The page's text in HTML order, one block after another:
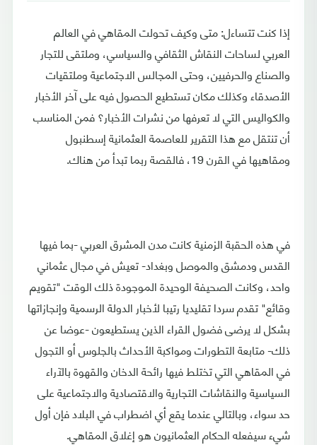
إذا كنت تتساءل: متى وكيف تحولت المقاهي في العالم
العربي لساحات النقاش الثقافي والسياسي، وملتقى للتجار
والصناع والحرفيين، وحتى المجالس الاجتماعية وملتقيات
الأصدقاء وكذلك مكان تستطيع الحصول فيه على آخر الأخبار
والكواليس التي لا تعرفها من نشرات الأخبار؟ فمن المناسب
أن تنتقل مع هذا التقرير للعاصمة العثمانية إسطنبول
ومقاهيها في القرن 19، فالقصة ربما تبدأ من هناك.
في هذه الحقبة الزمنية كانت مدن المشرق العربي -بما فيها
القدس ودمشق والموصل وبغداد- تعيش في مجال عثماني
واحد، وكانت الصحيفة الوحيدة الموجودة ذلك الوقت "تقويم
وقائع" تقدم سردا تقليديا رتيبا لأخبار الدولة الرسمية وإنجازاتها
بشكل لا يرضى فضول القراء الذين يستطيعون -عوضا عن
ذلك- متابعة التطورات ومواكبة الأحداث بالجلوس أو التجول
في المقاهي التي تختلط فيها رائحة الدخان والقهوة بالآراء
السياسية والنقاشات التجارية والاقتصادية والاجتماعية على
حد سواء، وبالتالي عندما يقع أي اضطراب في البلاد فإن أول
شيء سيفعله الحكام العثمانيون هو إغلاق المقاهي.